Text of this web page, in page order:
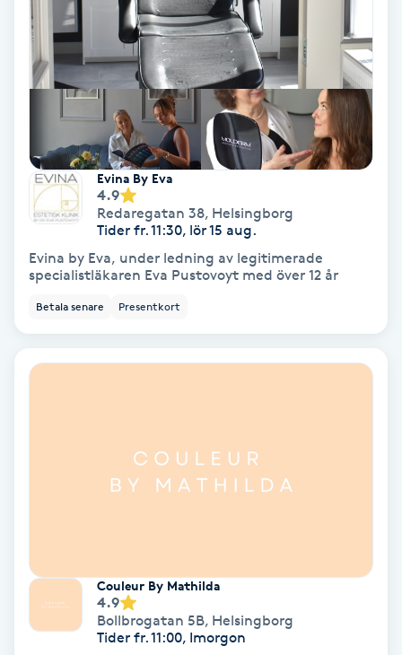
Regndroppsmassage
Reiki
Reiki massage
Restorative Yoga
Rosacea
Rosenmetoden
Ryggmassage
Singelfransar
Sjukgymnastik
Evina By Eva
4.9
Redaregatan 38, Helsingborg
Tider fr. 11:30, lör 15 aug.
Evina by Eva, under ledning av legitimerade
specialistläkaren Eva Pustovoyt med över 12 år
Betala senare Presentkort
Couleur By Mathilda
4.9
Bollbrogatan 5B, Helsingborg
Tider fr. 11:00, Imorgon